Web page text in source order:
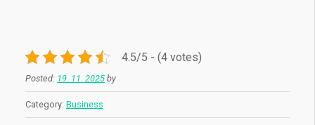
4.5/5 - (4 votes)
Posted: 19. 11. 2025 by
Category: Business